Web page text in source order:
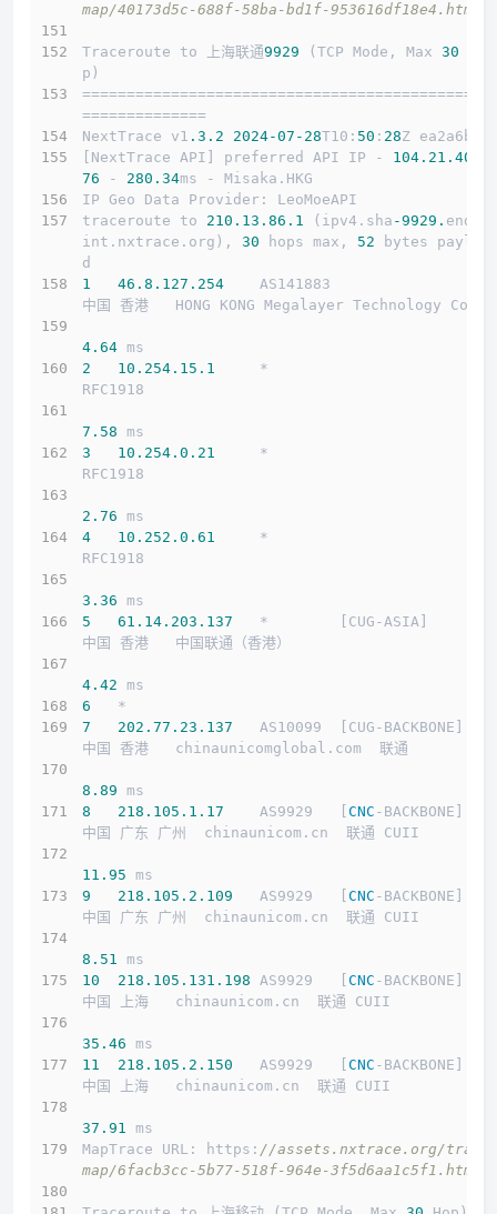
map/40173d5c-688f-58ba-bd1f-953616df18e4.html
Traceroute to 上海联通9929 (TCP Mode, Max 30
p)
==============================================
==============
NextTrace v1 .3 .2 2024-07 -28T10: 50 : 28Z ea2a6b5
[NextTrace API] preferred API IP - 104.21 .40
76 - 280.34ms - Misaka.HKG
IP Geo Data Provider: LeoMoeAPI
traceroute to 210.13 .86 .1 (ipv4.sha -9929. endpo
int.nxtrace.org), 30 hops max, 52 bytes payloa
d
1
46.8 .127 .254
    AS141883
中国 香港   HONG KONG Megalayer Technology Co
4.64 ms
2
10.254 .15 .1
     *
RFC1918
7.58 ms
3
10.254 .0 .21
     *
RFC1918
2.76 ms
4
10.252 .0 .61
     *
RFC1918
3.36 ms
5
61.14 .203 .137
   *        [CUG-ASIA]
中国 香港   中国联通（香港）
4.42 ms
6
   *
7
202.77 .23 .137
   AS10099  [CUG-BACKBONE]
中国 香港   chinaunicomglobal.com  联通
8.89 ms
8
218.105 .1 .17
    AS9929   [
CNC -BACKBONE]
中国 广东 广州  chinaunicom.cn  联通 CUII
11.95 ms
9
218.105 .2 .109
   AS9929   [
CNC -BACKBONE]
中国 广东 广州  chinaunicom.cn  联通 CUII
8.51 ms
10
218.105 .131 .198 AS9929   [ CNC -BACKBONE]
中国 上海   chinaunicom.cn  联通 CUII
35.46 ms
11
218.105 .2 .150
   AS9929   [
CNC -BACKBONE]
中国 上海   chinaunicom.cn  联通 CUII
37.91 ms
MapTrace URL: https: //assets.nxtrace.org/trace
map/6facb3cc-5b77-518f-964e-3f5d6aa1c5f1.html